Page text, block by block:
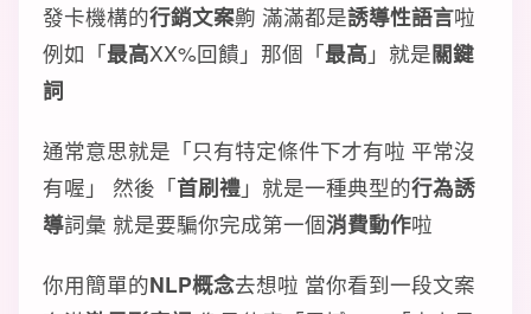
發卡機構的行銷文案齁 滿滿都是誘導性語言啦
例如「最高XX%回饋」那個「最高」就是關鍵
詞
通常意思就是「只有特定條件下才有啦 平常沒
有喔」 然後「首刷禮」就是一種典型的行為誘
導詞彙 就是要騙你完成第一個消費動作啦
你用簡單的NLP概念去想啦 當你看到一段文案